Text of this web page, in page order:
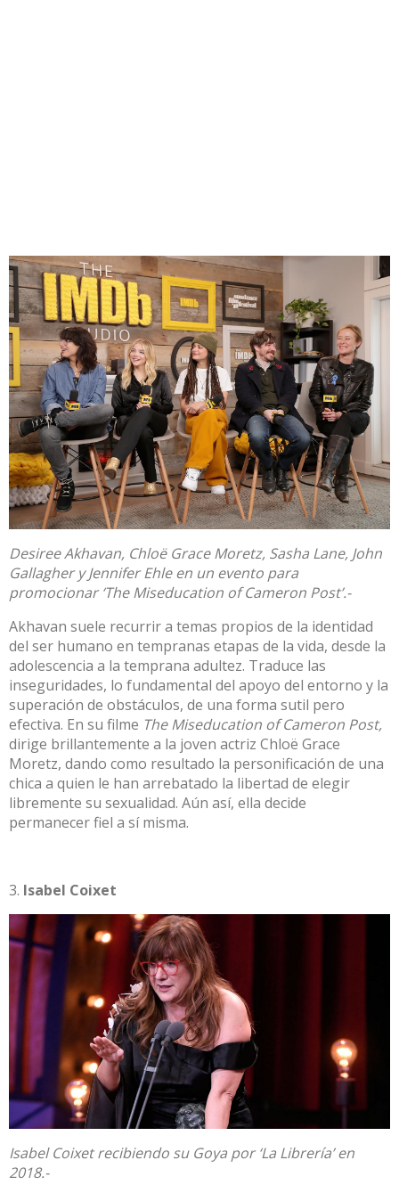
Desiree Akhavan, Chloë Grace Moretz, Sasha Lane, John
Gallagher y Jennifer Ehle en un evento para
promocionar ‘The Miseducation of Cameron Post’.-
Akhavan suele recurrir a temas propios de la identidad
del ser humano en tempranas etapas de la vida, desde la
adolescencia a la temprana adultez. Traduce las
inseguridades, lo fundamental del apoyo del entorno y la
superación de obstáculos, de una forma sutil pero
efectiva. En su filme The Miseducation of Cameron Post,
dirige brillantemente a la joven actriz Chloë Grace
Moretz, dando como resultado la personificación de una
chica a quien le han arrebatado la libertad de elegir
libremente su sexualidad. Aún así, ella decide
permanecer fiel a sí misma.
Isabel Coixet
Isabel Coixet recibiendo su Goya por ‘La Librería’ en
2018.-